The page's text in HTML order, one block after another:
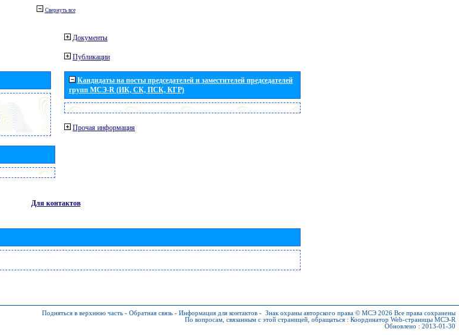
Свернуть все
Документы
Публикации
Кандидаты на посты председателей и заместителей председателей
групп МСЭ-R (ИК, СК, ПСК, КГР)
Прочая информация
Для контактов
Подняться в верхнюю часть - Обратная связь - Информация для контактов - Знак охраны авторского права © МСЭ 2026 Все права сохранены
По вопросам, связанным с этой страницей, обращаться : Координатор Web-страницы МСЭ-R
Обновлено : 2013-01-30